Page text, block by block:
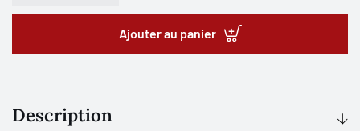
Ajouter au panier
Description